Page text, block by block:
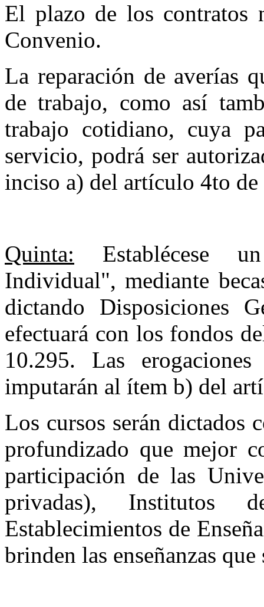
El plazo de los contratos
Convenio.
La reparación de averías
de trabajo, como así
trabajo cotidiano, cuya
servicio, podrá ser
inciso a) del artículo 4to
Quinta: Establécese
Individual", mediante
dictando Disposiciones
efectuará con los fondos
10.295. Las
imputarán al ­ítem b) del
Los cursos serán dictados
profundizado que mejor
participación­ de las
privadas), Institutos
Establecimientos de
brinden las enseñanzas que